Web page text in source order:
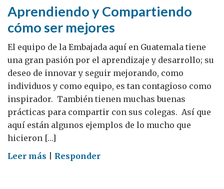
en
la
cancha
global
Aprendiendo y Compartiendo
cómo ser mejores
El equipo de la Embajada aquí en Guatemala tiene
una gran pasión por el aprendizaje y desarrollo; su
deseo de innovar y seguir mejorando, como
individuos y como equipo, es tan contagioso como
inspirador. También tienen muchas buenas
prácticas para compartir con sus colegas. Así que
aquí están algunos ejemplos de lo mucho que
hicieron […]
Leer más onResponder